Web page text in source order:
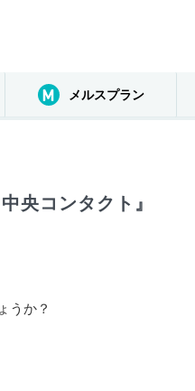
メルスプラン
央コンタクト』
うか？